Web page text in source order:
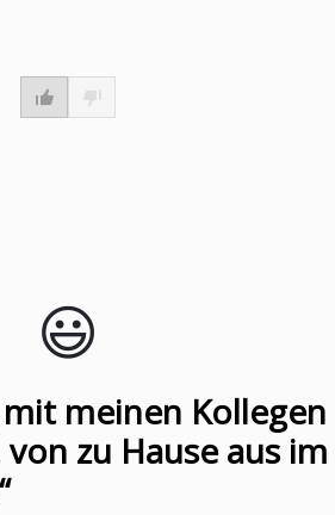
😃️
mit meinen Kollegen
zu Hause aus im